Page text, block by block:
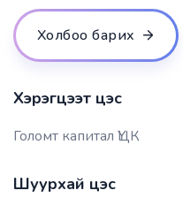
Холбоо барих
Хэрэгцээт цэс
Голомт капитал ҮЦК
Шуурхай цэс